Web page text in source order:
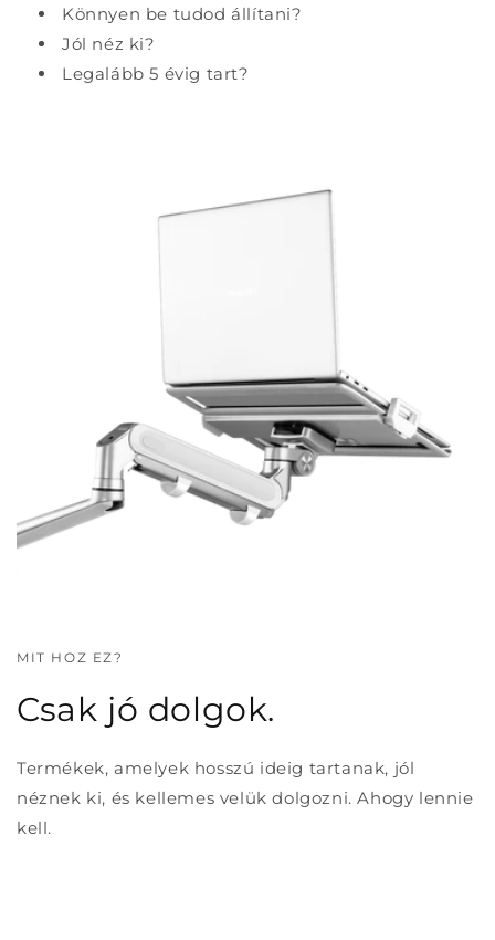
Könnyen be tudod állítani?
Jól néz ki?
Legalább 5 évig tart?
MIT HOZ EZ?
Csak jó dolgok.
Termékek, amelyek hosszú ideig tartanak, jól
néznek ki, és kellemes velük dolgozni. Ahogy lennie
kell.